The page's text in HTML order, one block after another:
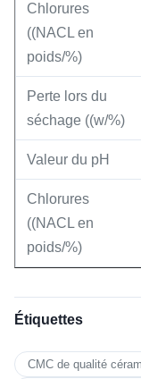
Chlorures
((NACL en
poids/%)
Perte lors du
séchage ((w/%)
Valeur du pH
Chlorures
((NACL en
poids/%)
Étiquettes
CMC de qualité